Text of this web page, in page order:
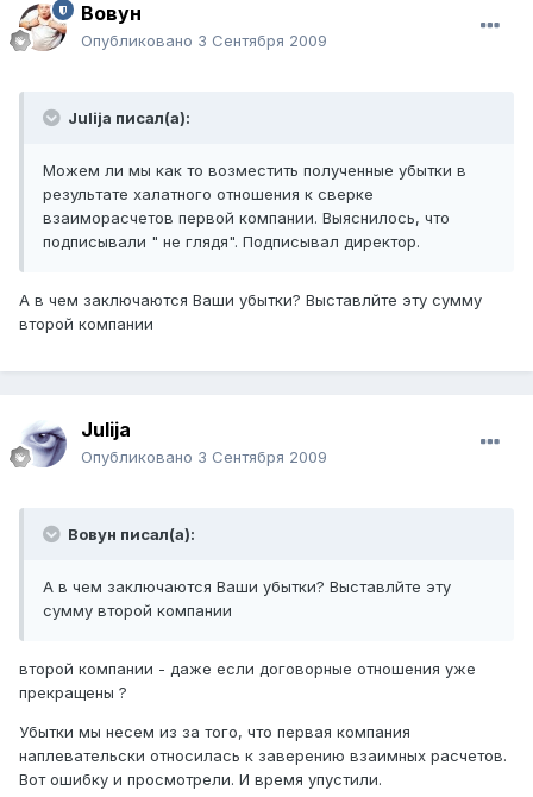
Вовун
Опубликовано 3 Сентября 2009
Julija писал(а):
Можем ли мы как то возместить полученные убытки в
результате халатного отношения к сверке
взаиморасчетов первой компании. Выяснилось, что
подписывали " не глядя". Подписывал директор.
А в чем заключаются Ваши убытки? Выставлйте эту сумму
второй компании
Julija
Опубликовано 3 Сентября 2009
Вовун писал(а):
А в чем заключаются Ваши убытки? Выставлйте эту
сумму второй компании
второй компании - даже если договорные отношения уже
прекращены ?
Убытки мы несем из за того, что первая компания
наплевательски относилась к заверению взаимных расчетов.
Вот ошибку и просмотрели. И время упустили.